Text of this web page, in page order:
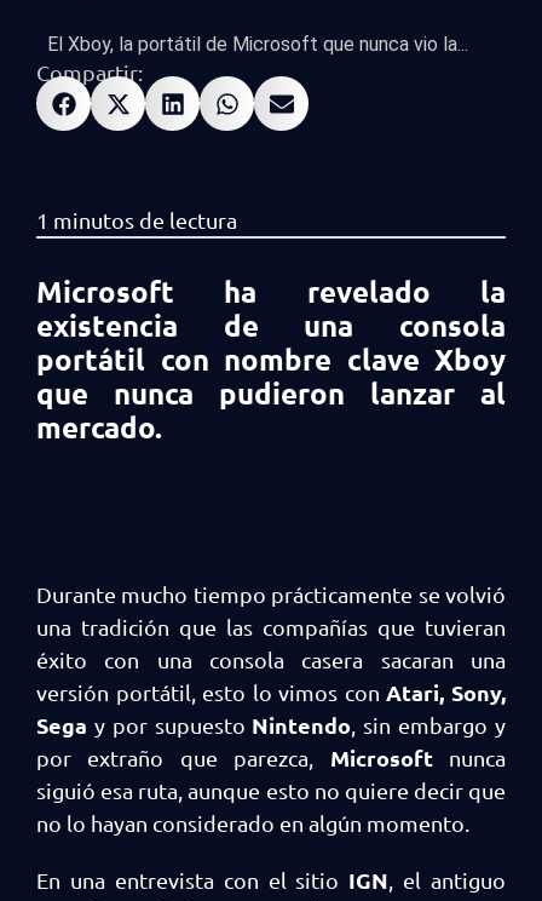
El Xboy, la portátil de Microsoft que nunca vio la...
Compartir:
Microsoft ha revelado la
existencia de una consola
portátil con nombre clave Xboy
que nunca pudieron lanzar al
mercado.
Durante mucho tiempo prácticamente se volvió
una tradición que las compañías que tuvieran
éxito con una consola casera sacaran una
versión portátil, esto lo vimos con Atari, Sony,
Sega y por supuesto Nintendo , sin embargo y
por extraño que parezca, Microsoft nunca
siguió esa ruta, aunque esto no quiere decir que
no lo hayan considerado en algún momento.
En una entrevista con el sitio IGN , el antiguo